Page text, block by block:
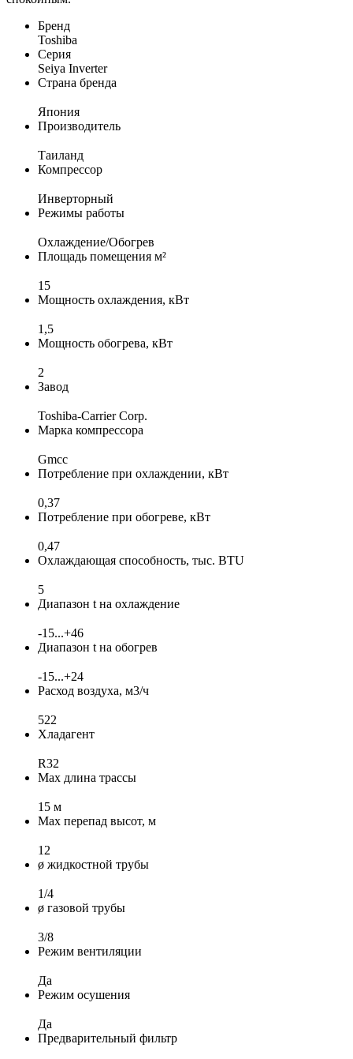
Бренд
Toshiba
Серия
Seiya Inverter
Страна бренда
Япония
Производитель
Таиланд
Компрессор
Инверторный
Режимы работы
Охлаждение/Обогрев
Площадь помещения м²
15
Мощность охлаждения, кВт
1,5
Мощность обогрева, кВт
2
Завод
Toshiba-Carrier Corp.
Марка компрессора
Gmcc
Потребление при охлаждении, кВт
0,37
Потребление при обогреве, кВт
0,47
Охлаждающая способность, тыс. BTU
5
Диапазон t на охлаждение
-15...+46
Диапазон t на обогрев
-15...+24
Расход воздуха, м3/ч
522
Хладагент
R32
Max длина трассы
15 м
Max перепад высот, м
12
ø жидкостной трубы
1/4
ø газовой трубы
3/8
Режим вентиляции
Да
Режим осушения
Да
Предварительный фильтр